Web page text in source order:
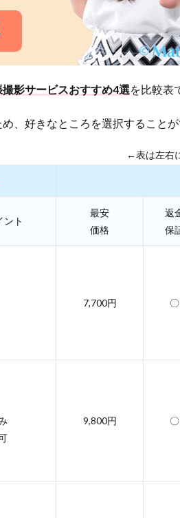
影サービスおすすめ4選を比較表
、好きなところを選択すること
←表は左右
ント
最安
価格
返
保
7,700円 〇
9,800円 〇